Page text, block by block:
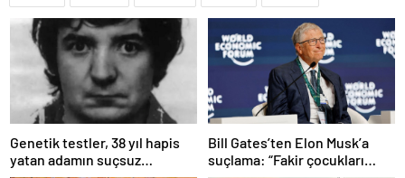
Genetik testler, 38 yıl hapis
yatan adamın suçsuz
Bill Gates’ten Elon Musk’a
suçlama: “Fakir çocukları